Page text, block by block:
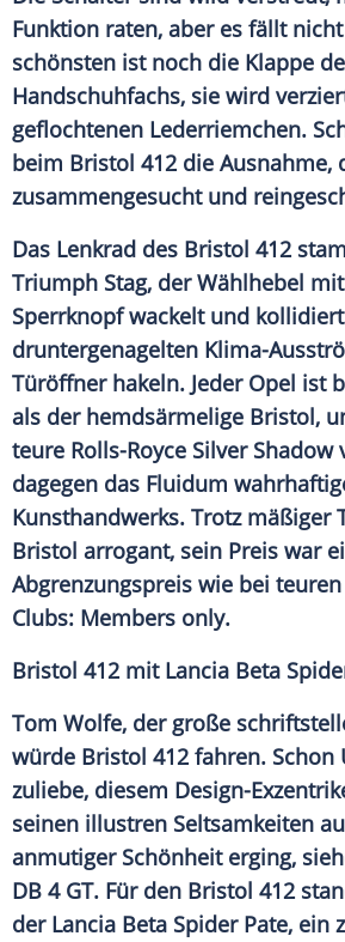
Funktion raten, aber es fällt
schönsten ist noch die Klappe
Handschuhfachs, sie wird
geflochtenen Lederriemchen.
beim Bristol 412 die Ausnahme,
zusammengesucht und
Das Lenkrad des Bristol 412
Triumph Stag, der Wählhebel
Sperrknopf wackelt und
druntergenagelten Klima-
Türöffner hakeln. Jeder Opel ist
als der hemdsärmelige Bristol,
teure Rolls-Royce Silver Shadow
dagegen das Fluidum
Kunsthandwerks. Trotz mäßiger
Bristol arrogant, sein Preis war
Abgrenzungspreis wie bei
Clubs: Members only.
Bristol 412 mit Lancia Beta
Tom Wolfe, der große
würde Bristol 412 fahren. Schon
zuliebe, diesem Design-
seinen illustren Seltsamkeiten
anmutiger Schönheit erging,
DB 4 GT. Für den Bristol 412
der Lancia Beta Spider Pate, ein